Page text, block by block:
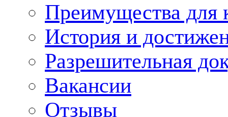
Преимущества для
История и
Разрешительная
Вакансии
Отзывы